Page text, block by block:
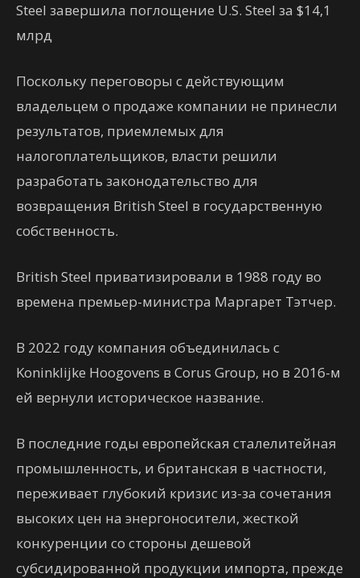
Steel завершила поглощение U.S. Steel за $14,1
млрд
Поскольку переговоры с действующим
владельцем о продаже компании не принесли
результатов, приемлемых для
налогоплательщиков, власти решили
разработать законодательство для
возвращения British Steel в государственную
собственность.
British Steel приватизировали в 1988 году во
времена премьер-министра Маргарет Тэтчер.
В 2022 году компания объединилась с
Koninklijke Hoogovens в Corus Group, но в 2016-м
ей вернули историческое название.
В последние годы европейская сталелитейная
промышленность, и британская в частности,
переживает глубокий кризис из-за сочетания
высоких цен на энергоносители, жесткой
конкуренции со стороны дешевой
субсидированной продукции импорта, прежде